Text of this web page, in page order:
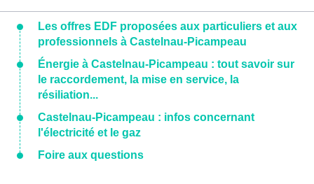
Les offres EDF proposées aux particuliers et aux
professionnels à Castelnau-Picampeau
Énergie à Castelnau-Picampeau : tout savoir sur
le raccordement, la mise en service, la
résiliation...
Castelnau-Picampeau : infos concernant
l'électricité et le gaz
Foire aux questions